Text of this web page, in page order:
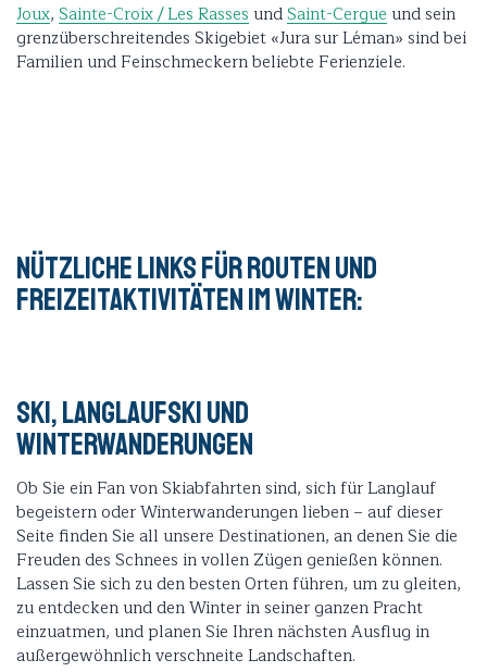
Joux, Sainte-Croix / Les Rasses undSaint-Cergue und sein
grenzüberschreitendes Skigebiet «Jura sur Léman» sind bei
Familien und Feinschmeckern beliebte Ferienziele.
Nützliche Links für Routen und
Freizeitaktivitäten im Winter:
Ski, Langlaufski und
Winterwanderungen
Ob Sie ein Fan von Skiabfahrten sind, sich für Langlauf
begeistern oder Winterwanderungen lieben – auf dieser
Seite finden Sie all unsere Destinationen, an denen Sie die
Freuden des Schnees in vollen Zügen genießen können.
Lassen Sie sich zu den besten Orten führen, um zu gleiten,
zu entdecken und den Winter in seiner ganzen Pracht
einzuatmen, und planen Sie Ihren nächsten Ausflug in
außergewöhnlich verschneite Landschaften.